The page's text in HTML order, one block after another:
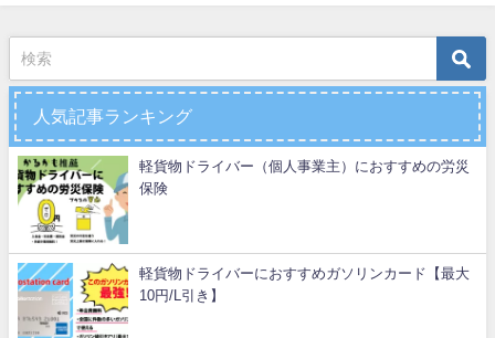
人気記事ランキング
軽貨物ドライバー（個人事業主）におすすめの労災
保険
軽貨物ドライバーにおすすめガソリンカード【最大
10円/L引き】